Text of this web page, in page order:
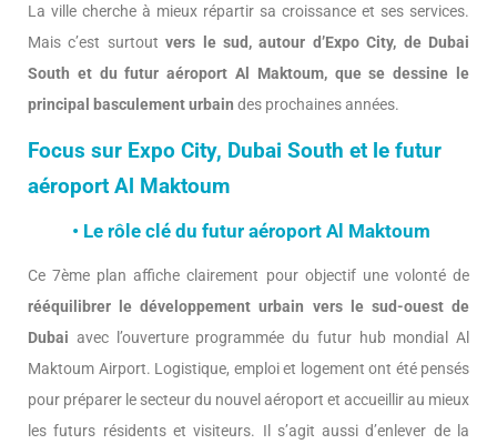
La ville cherche à mieux répartir sa croissance et ses services.
Mais c’est surtoutvers le sud, autour d’Expo City, de Dubai
South et du futur aéroport Al Maktoum, que se dessine le
principal basculement urbain des prochaines années.
Focus sur Expo City, Dubai South et le futur
aéroport Al Maktoum
• Le rôle clé du futur aéroport Al Maktoum
Ce 7ème plan affiche clairement pour objectif une volonté de
rééquilibrer le développement urbain vers le sud-ouest de
Dubai avec l’ouverture programmée du futur hub mondial Al
Maktoum Airport. Logistique, emploi et logement ont été pensés
pour préparer le secteur du nouvel aéroport et accueillir au mieux
les futurs résidents et visiteurs. Il s’agit aussi d’enlever de la